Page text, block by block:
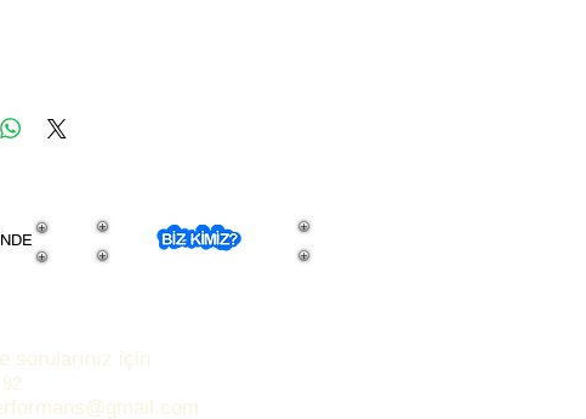
SORUNUZ.
sorularınız için